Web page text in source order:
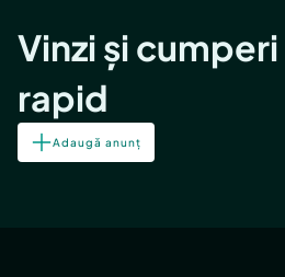
Vinzi și
rapid
Adaugă anunț